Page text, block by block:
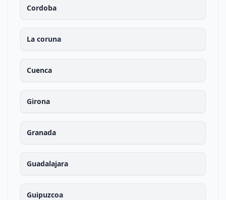
Cordoba
La coruna
Cuenca
Girona
Granada
Guadalajara
Guipuzcoa